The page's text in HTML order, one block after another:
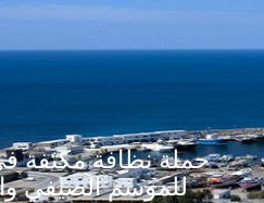
حملة نظافة مكثفة في
للموسم الصيفي